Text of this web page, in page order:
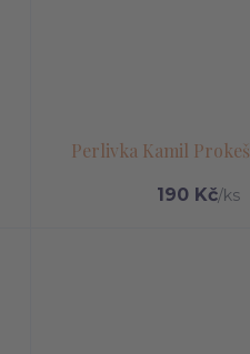
Perlivka Kamil
190 Kč/ks